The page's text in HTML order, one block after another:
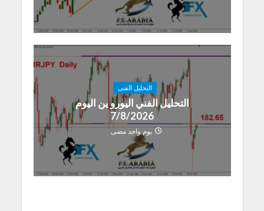
التحليل الفنى
التحليل الفني اليورو ين اليوم
7/8/2026
يوم واحد مضى